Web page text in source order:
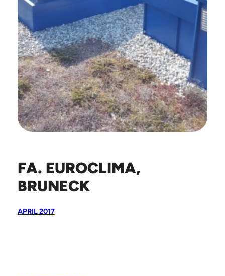
FA. EUROCLIMA,
BRUNECK
APRIL 2017